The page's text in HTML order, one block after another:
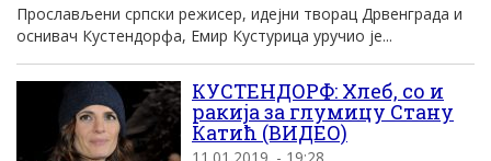
Прослављени српски режисер, идејни творац Дрвенграда и
оснивач Кустендорфа, Емир Кустурица уручио је...
КУСТЕНДОРФ: Хлеб, со и
ракија за глумицу Стану
Катић (ВИДЕО)